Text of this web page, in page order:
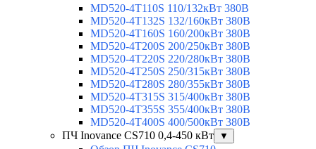
MD520-4T110S 110/132кВт 380В
MD520-4T132S 132/160кВт 380В
MD520-4T160S 160/200кВт 380В
MD520-4T200S 200/250кВт 380В
MD520-4T220S 220/280кВт 380В
MD520-4T250S 250/315кВт 380В
MD520-4T280S 280/355кВт 380В
MD520-4T315S 315/400кВт 380В
MD520-4T355S 355/400кВт 380В
MD520-4T400S 400/500кВт 380В
ПЧ Inovance CS710 0,4-450 кВт
▼